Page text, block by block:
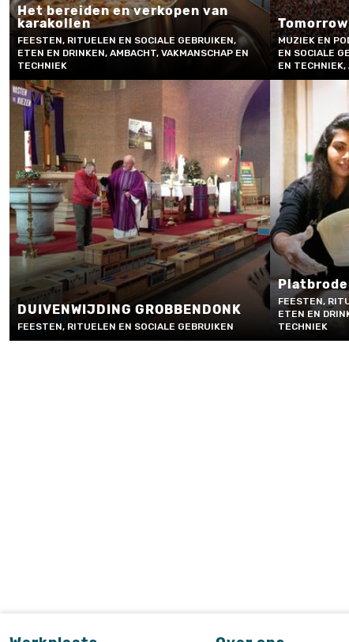
Het bereiden en verkopen van
karakollen
FEESTEN, RITUELEN EN SOCIALE GEBRUIKEN,
ETEN EN DRINKEN, AMBACHT, VAKMANSCHAP EN
TECHNIEK
MUZIEK EN
EN SOCIALE
EN TECHNIEK,
DUIVENWIJDING GROBBENDONK
FEESTEN, RITUELEN EN SOCIALE GEBRUIKEN
FEESTEN,
ETEN EN
TECHNIEK